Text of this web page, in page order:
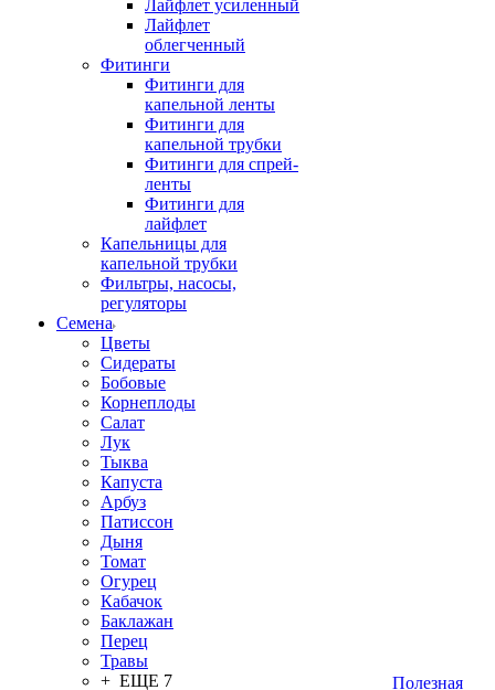
Лайфлет усиленный
Лайфлет
облегченный
Фитинги
Фитинги для
капельной ленты
Фитинги для
капельной трубки
Фитинги для спрей-
ленты
Фитинги для
лайфлет
Капельницы для
капельной трубки
Фильтры, насосы,
регуляторы
Семена
Цветы
Сидераты
Бобовые
Корнеплоды
Салат
Лук
Тыква
Капуста
Арбуз
Патиссон
Дыня
Томат
Огурец
Кабачок
Баклажан
Перец
Травы
+ ЕЩЕ 7
Полезная